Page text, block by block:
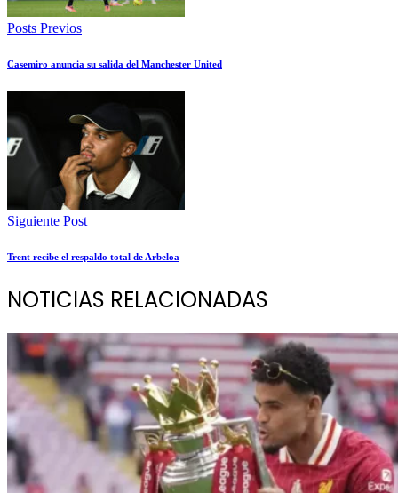
Posts Previos
Casemiro anuncia su salida del Manchester United
Siguiente Post
Trent recibe el respaldo total de Arbeloa
NOTICIAS RELACIONADAS